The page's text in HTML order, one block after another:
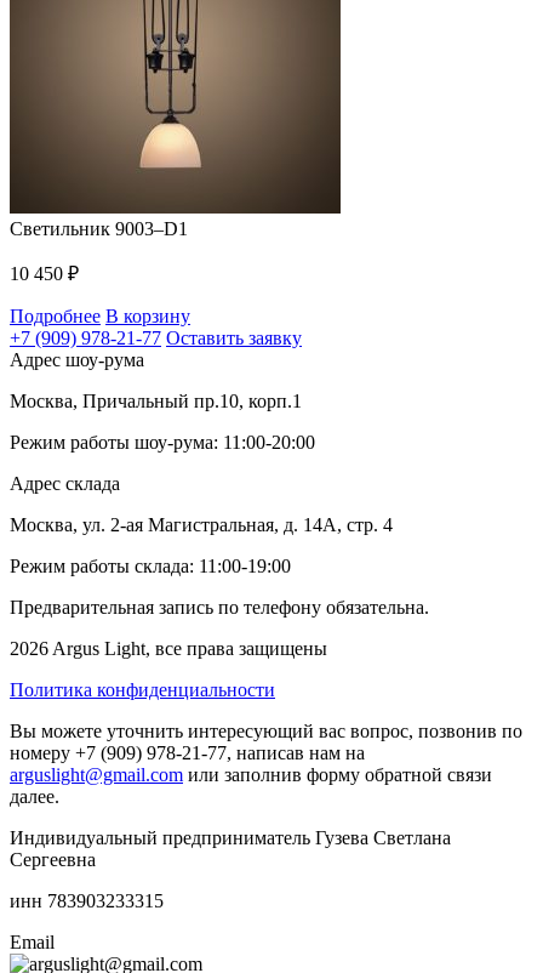
Светильник 9003–D1
10 450 ₽
Подробнее В корзину
+7 (909) 978-21-77 Оставить заявку
Адрес шоу-рума
Москва, Причальный пр.10, корп.1
Режим работы шоу-рума: 11:00-20:00
Адрес склада
Москва, ул. 2-ая Магистральная, д. 14А, стр. 4
Режим работы склада: 11:00-19:00
Предварительная запись по телефону обязательна.
2026 Argus Light, все права защищены
Политика конфиденциальности
Вы можете уточнить интересующий вас вопрос, позвонив по
номеру +7 (909) 978-21-77, написав нам на
arguslight@gmail.com или заполнив форму обратной связи
далее.
Индивидуальный предприниматель Гузева Светлана
Сергеевна
инн 783903233315
Email